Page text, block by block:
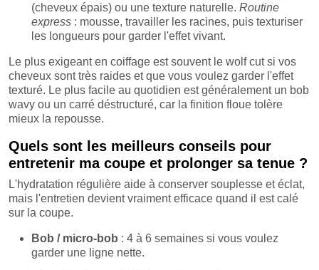
(cheveux épais) ou une texture naturelle. Routine
express : mousse, travailler les racines, puis texturiser
les longueurs pour garder l'effet vivant.
Le plus exigeant en coiffage est souvent le wolf cut si vos
cheveux sont très raides et que vous voulez garder l'effet
texturé. Le plus facile au quotidien est généralement un bob
wavy ou un carré déstructuré, car la finition floue tolère
mieux la repousse.
Quels sont les meilleurs conseils pour
entretenir ma coupe et prolonger sa tenue ?
L'hydratation régulière aide à conserver souplesse et éclat,
mais l'entretien devient vraiment efficace quand il est calé
sur la coupe.
Bob / micro-bob : 4 à 6 semaines si vous voulez
garder une ligne nette.